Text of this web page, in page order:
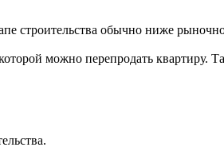
строительства обычно ниже
можно перепродать квартиру.